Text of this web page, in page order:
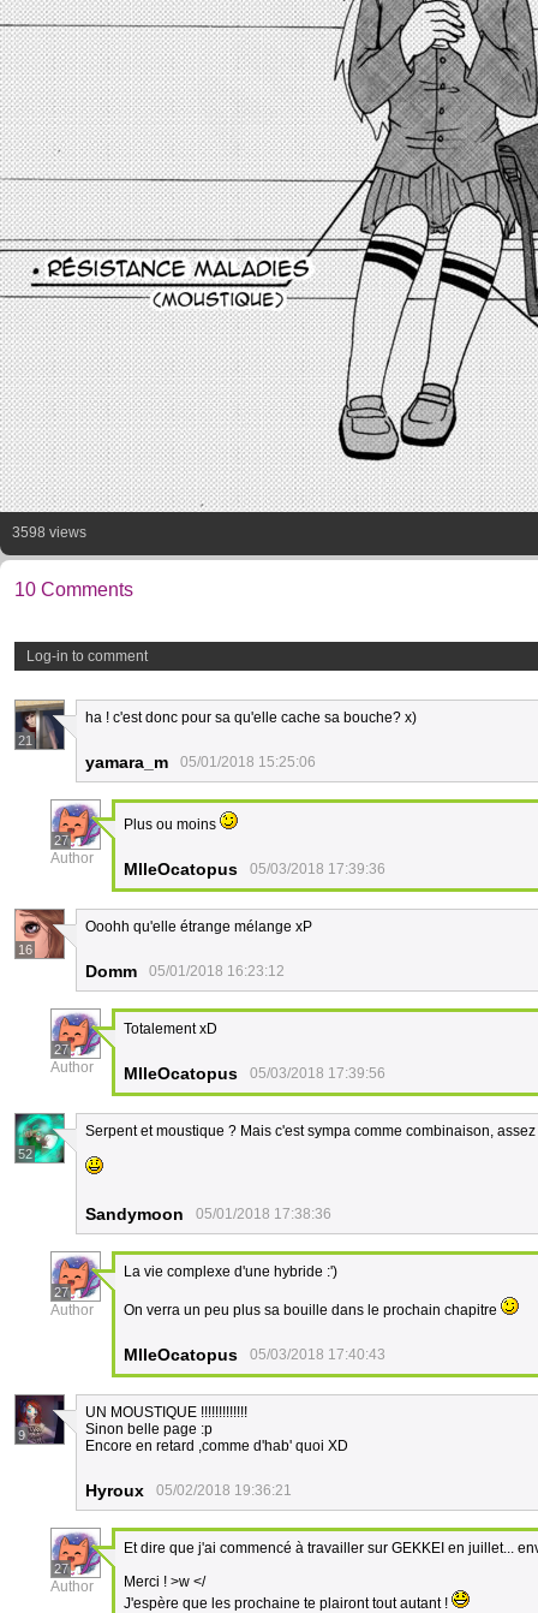
3598 views
10 Comments
Log-in to comment
21
ha ! c'est donc pour sa qu'elle cache sa bouche? x)
yamara_m 05/01/2018 15:25:06
27
Author
Plus ou moins
MlleOcatopus 05/03/2018 17:39:36
16
Ooohh qu'elle étrange mélange xP
Domm 05/01/2018 16:23:12
27
Author
Totalement xD
MlleOcatopus 05/03/2018 17:39:56
52
Serpent et moustique ? Mais c'est sympa comme combinaison,
Sandymoon 05/01/2018 17:38:36
27
Author
La vie complexe d'une hybride :')
On verra un peu plus sa bouille dans le prochain chapitre
MlleOcatopus 05/03/2018 17:40:43
9
UN MOUSTIQUE !!!!!!!!!!!!!
Sinon belle page :p
Encore en retard ,comme d'hab' quoi XD
Hyroux 05/02/2018 19:36:21
27
Author
Et dire que j'ai commencé à travailler sur GEKKEI en juillet...
Merci ! >w </
J'espère que les prochaine te plairont tout autant !